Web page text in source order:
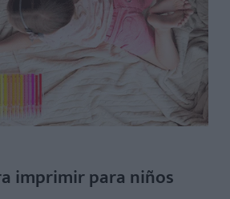
imprimir para niños